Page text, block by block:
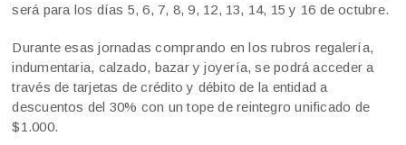
será para los días 5, 6, 7, 8, 9, 12, 13, 14, 15 y 16 de octubre.
Durante esas jornadas comprando en los rubros regalería,
indumentaria, calzado, bazar y joyería, se podrá acceder a
través de tarjetas de crédito y débito de la entidad a
descuentos del 30% con un tope de reintegro unificado de
$1.000.